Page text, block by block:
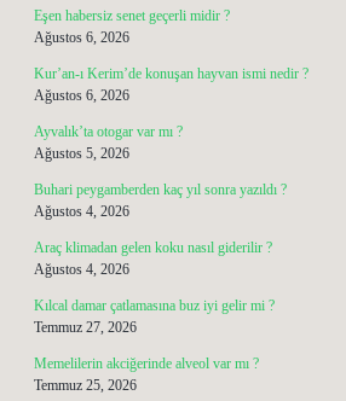
Eşen habersiz senet geçerli midir ?
Ağustos 6, 2026
Kur’an-ı Kerim’de konuşan hayvan ismi nedir ?
Ağustos 6, 2026
Ayvalık’ta otogar var mı ?
Ağustos 5, 2026
Buhari peygamberden kaç yıl sonra yazıldı ?
Ağustos 4, 2026
Araç klimadan gelen koku nasıl giderilir ?
Ağustos 4, 2026
Kılcal damar çatlamasına buz iyi gelir mi ?
Temmuz 27, 2026
Memelilerin akciğerinde alveol var mı ?
Temmuz 25, 2026